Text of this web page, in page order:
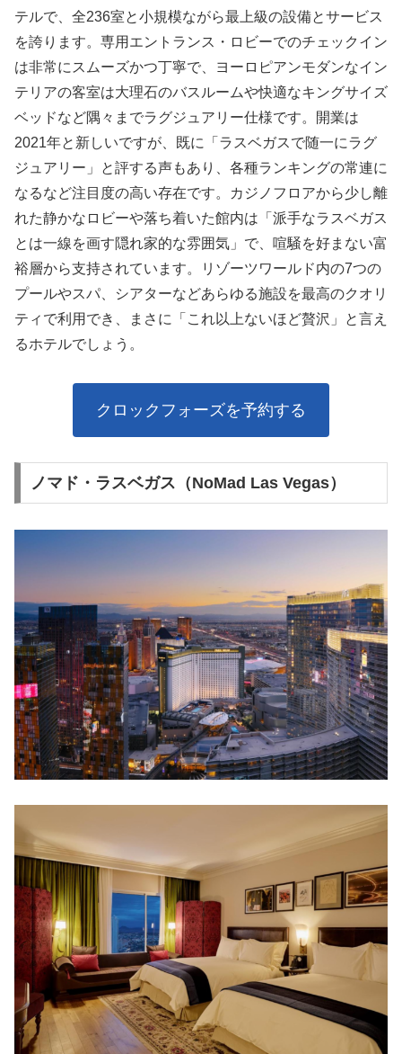
テルで、全236室と小規模ながら最上級の設備とサービス
を誇ります。専用エントランス・ロビーでのチェックイン
は非常にスムーズかつ丁寧で、ヨーロピアンモダンなイン
テリアの客室は大理石のバスルームや快適なキングサイズ
ベッドなど隅々までラグジュアリー仕様です。開業は
2021年と新しいですが、既に「ラスベガスで随一にラグ
ジュアリー」と評する声もあり、各種ランキングの常連に
なるなど注目度の高い存在です。カジノフロアから少し離
れた静かなロビーや落ち着いた館内は「派手なラスベガス
とは一線を画す隠れ家的な雰囲気」で、喧騒を好まない富
裕層から支持されています。リゾーツワールド内の7つの
プールやスパ、シアターなどあらゆる施設を最高のクオリ
ティで利用でき、まさに「これ以上ないほど贅沢」と言え
るホテルでしょう。
クロックフォーズを予約する
ノマド・ラスベガス（NoMad Las Vegas）